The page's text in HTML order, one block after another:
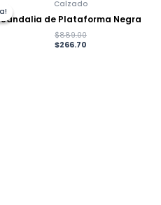
Calzado
Sandalia de Plataforma Negra
$889.00
$266.70